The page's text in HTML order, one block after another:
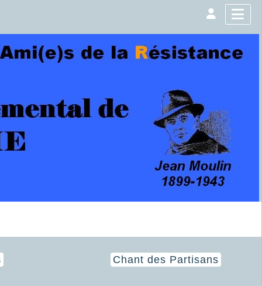
Chant des Partisans